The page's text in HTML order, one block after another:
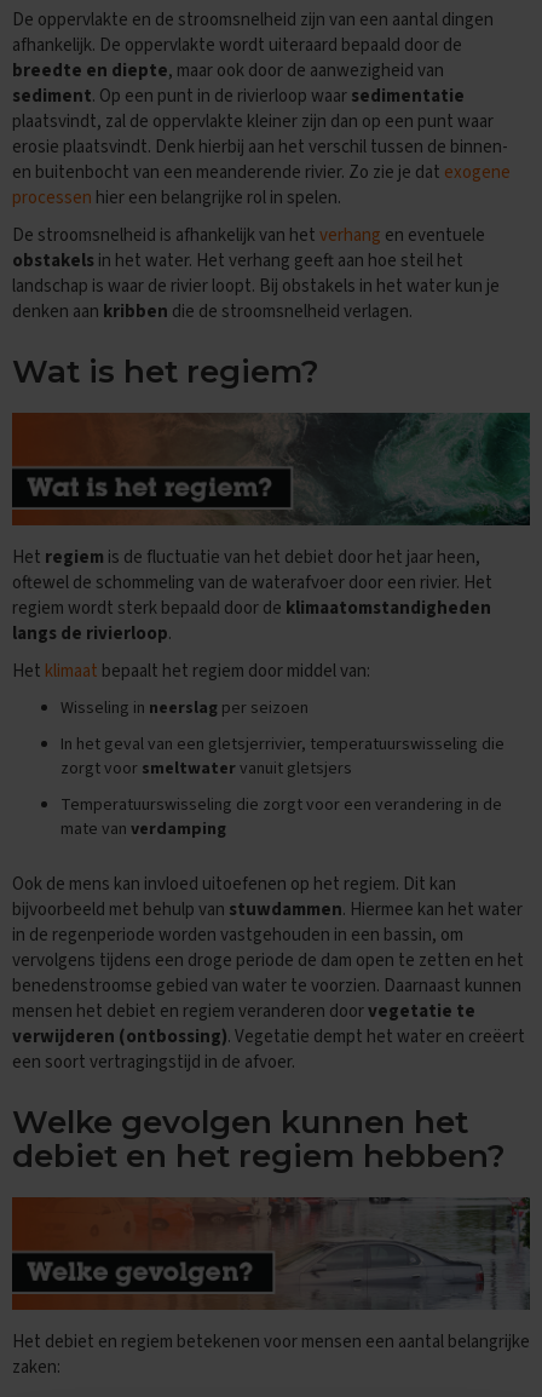
e
E
x
a
m
e
n
t
i
p
s
O
e
e
n
e
m
e
D
u
i
s
E
x
a
m
e
n
p
s
O
e
f
n
e
a
m
e
s
E
c
o
n
o
De oppervlakte en de stroomsnelheid zijn van een aantal dingen
afhankelijk. De oppervlakte wordt uiteraard bepaald door de
breedte en diepte, maar ook door de aanwezigheid van
sediment. Op een punt in de rivierloop waarsedimentatie
plaatsvindt, zal de oppervlakte kleiner zijn dan op een punt waar
erosie plaatsvindt. Denk hierbij aan het verschil tussen de binnen-
en buitenbocht van een meanderende rivier. Zo zie je dat exogene
processen hier een belangrijke rol in spelen.
De stroomsnelheid is afhankelijk van hetverhang en eventuele
obstakelsin het water. Het verhang geeft aan hoe steil het
landschap is waar de rivier loopt. Bij obstakels in het water kun je
denken aan kribben die de stroomsnelheid verlagen.
Wat is het regiem?
Het regiem is de fluctuatie van het debiet door het jaar heen,
oftewel de schommeling van de waterafvoer door een rivier. Het
regiem wordt sterk bepaald door de klimaatomstandigheden
langs de rivierloop.
Het klimaat bepaalt het regiem door middel van:
Wisseling in neerslag per seizoen
In het geval van een gletsjerrivier, temperatuurswisseling die
zorgt voor smeltwatervanuit gletsjers
Temperatuurswisseling die zorgt voor een verandering in de
mate van verdamping
Ook de mens kan invloed uitoefenen op het regiem. Dit kan
bijvoorbeeld met behulp van stuwdammen. Hiermee kan het water
in de regenperiode worden vastgehouden in een bassin, om
vervolgens tijdens een droge periode de dam open te zetten en het
benedenstroomse gebied van water te voorzien. Daarnaast kunnen
mensen het debiet en regiem veranderen doorvegetatie te
verwijderen (ontbossing). Vegetatie dempt het water en creëert
een soort vertragingstijd in de afvoer.
Welke gevolgen kunnen het
debiet en het regiem hebben?
Het debiet en regiem betekenen voor mensen een aantal belangrijke
zaken: